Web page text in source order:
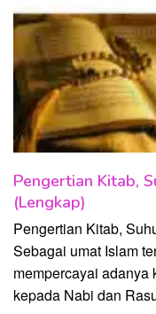
Pengertian Kitab,
(Lengkap)
Pengertian Kitab,
Sebagai umat Islam
mempercayai adanya
kepada Nabi dan